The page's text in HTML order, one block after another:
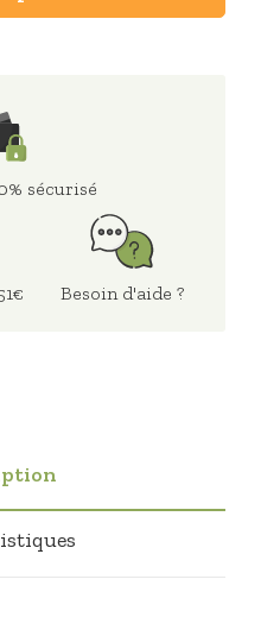
sécurisé
Besoin d'aide ?